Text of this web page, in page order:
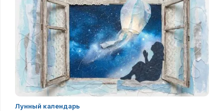
Лунный календарь